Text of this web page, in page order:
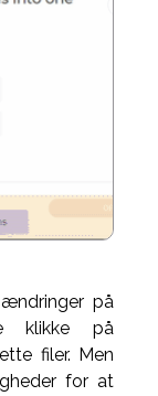
på
klikke på
filer. Men
for at